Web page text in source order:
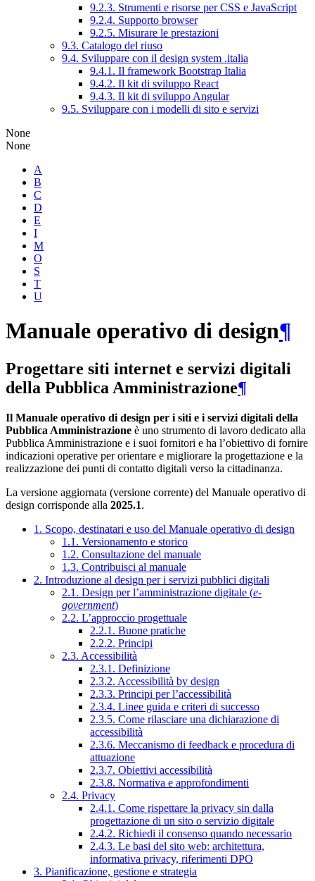
9.2.3. Strumenti e risorse per CSS e JavaScript
9.2.4. Supporto browser
9.2.5. Misurare le prestazioni
9.3. Catalogo del riuso
9.4. Sviluppare con il design system .italia
9.4.1. Il framework Bootstrap Italia
9.4.2. Il kit di sviluppo React
9.4.3. Il kit di sviluppo Angular
9.5. Sviluppare con i modelli di sito e servizi
None
None
A
B
C
D
E
I
M
O
S
T
U
Manuale operativo di design¶
Progettare siti internet e servizi digitali
della Pubblica Amministrazione¶
Il Manuale operativo di design per i siti e i servizi digitali della
Pubblica Amministrazione è uno strumento di lavoro dedicato alla
Pubblica Amministrazione e i suoi fornitori e ha l’obiettivo di fornire
indicazioni operative per orientare e migliorare la progettazione e la
realizzazione dei punti di contatto digitali verso la cittadinanza.
La versione aggiornata (versione corrente) del Manuale operativo di
design corrisponde alla 2025.1.
1. Scopo, destinatari e uso del Manuale operativo di design
1.1. Versionamento e storico
1.2. Consultazione del manuale
1.3. Contribuisci al manuale
2. Introduzione al design per i servizi pubblici digitali
2.1. Design per l’amministrazione digitale (e-
government)
2.2. L’approccio progettuale
2.2.1. Buone pratiche
2.2.2. Principi
2.3. Accessibilità
2.3.1. Definizione
2.3.2. Accessibilità by design
2.3.3. Principi per l’accessibilità
2.3.4. Linee guida e criteri di successo
2.3.5. Come rilasciare una dichiarazione di
accessibilità
2.3.6. Meccanismo di feedback e procedura di
attuazione
2.3.7. Obiettivi accessibilità
2.3.8. Normativa e approfondimenti
2.4. Privacy
2.4.1. Come rispettare la privacy sin dalla
progettazione di un sito o servizio digitale
2.4.2. Richiedi il consenso quando necessario
2.4.3. Le basi del sito web: architettura,
informativa privacy, riferimenti DPO
3. Pianificazione, gestione e strategia